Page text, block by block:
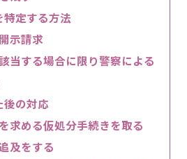
定する方法
示請求
当する場合に限り警察による
後の対応
求める仮処分手続きを取る
及をする